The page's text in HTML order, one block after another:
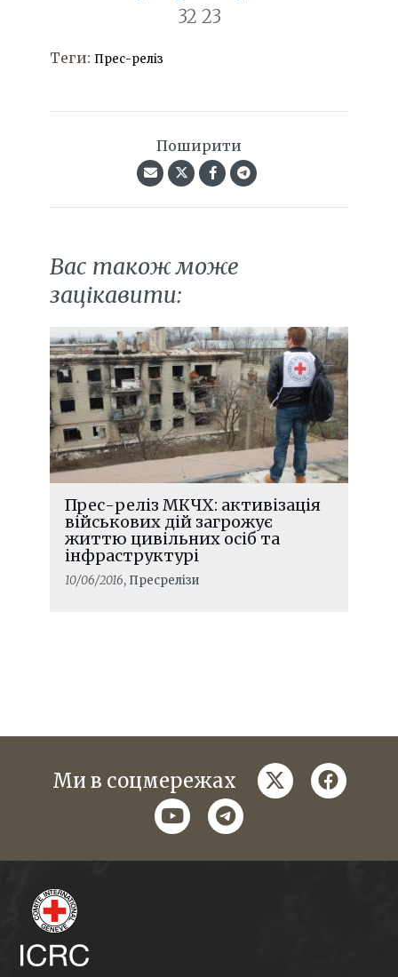
32 23
Теги: Прес-реліз
Поширити
Вас також може
зацікавити:
Прес-реліз МКЧХ: активізація
військових дій загрожує
життю цивільних осіб та
інфраструктурі
10/06/2016, Пресрелізи
Ми в соцмережах twitter
youtubetelegram